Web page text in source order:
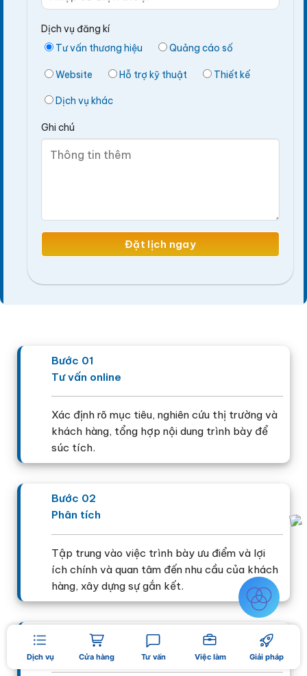
Dịch vụ đăng kí
Tư vấn thương hiệu
Quảng cáo số
Website Hỗ trợ kỹ thuật Thiết kế
Dịch vụ khác
Ghi chú
Bước 01
Tư vấn online
Xác định rõ mục tiêu, nghiên cứu thị trường và
khách hàng, tổng hợp nội dung trình bày để
súc tích.
Bước 02
Phân tích
Tập trung vào việc trình bày ưu điểm và lợi
ích chính và quan tâm đến nhu cầu của khách
hàng, xây dựng sự gắn kết.
Bước 03
Gặp gỡ Pitching
Dịch vụ Cửa hàng Tư vấn Việc làm Giải pháp